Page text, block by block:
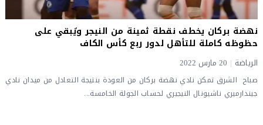
نهضة بركان يخطف نقطة ثمينة من النيجر ويٌبقي على
حظوظه كاملة للتأهل لدور ربع كأس الكاف
الرياضة 20 مارس 2022
صباح الشرق تمكن نادي نهضة بركان من العودة بنتيجة التعادل من ميدان نادي
جيندارميري ناشيونال النيجيري لحساب الجولة الخامسة...